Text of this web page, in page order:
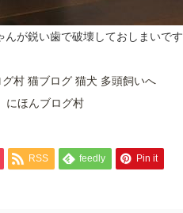
んが鋭い歯で破壊しておしまいです
にほんブログ村
RSS feedly Pin it